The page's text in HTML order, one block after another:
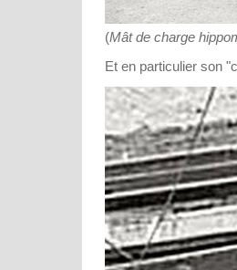
(Mât de charge
Et en particulier son